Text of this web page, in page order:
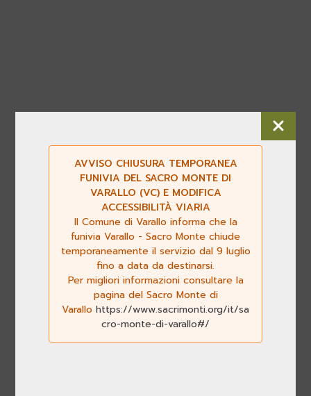
AVVISO CHIUSURA TEMPORANEA
FUNIVIA DEL SACRO MONTE DI
VARALLO (VC) E MODIFICA
ACCESSIBILITÀ VIARIA
Il Comune di Varallo informa che la
funivia Varallo - Sacro Monte chiude
temporaneamente il servizio dal 9 luglio
fino a data da destinarsi.
Per migliori informazioni consultare la
pagina del Sacro Monte di
Varallo https://www.sacrimonti.org/it/sa
cro-monte-di-varallo#/